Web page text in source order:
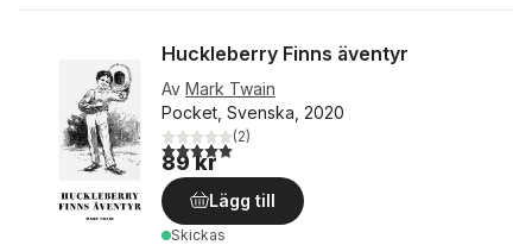
Huckleberry Finns äventyr
Av Mark Twain
Pocket, Svenska, 2020
5,0utav 5 stjärnor. Totalt antal röster:
(2)
89 kr
Lägg till
Skickas